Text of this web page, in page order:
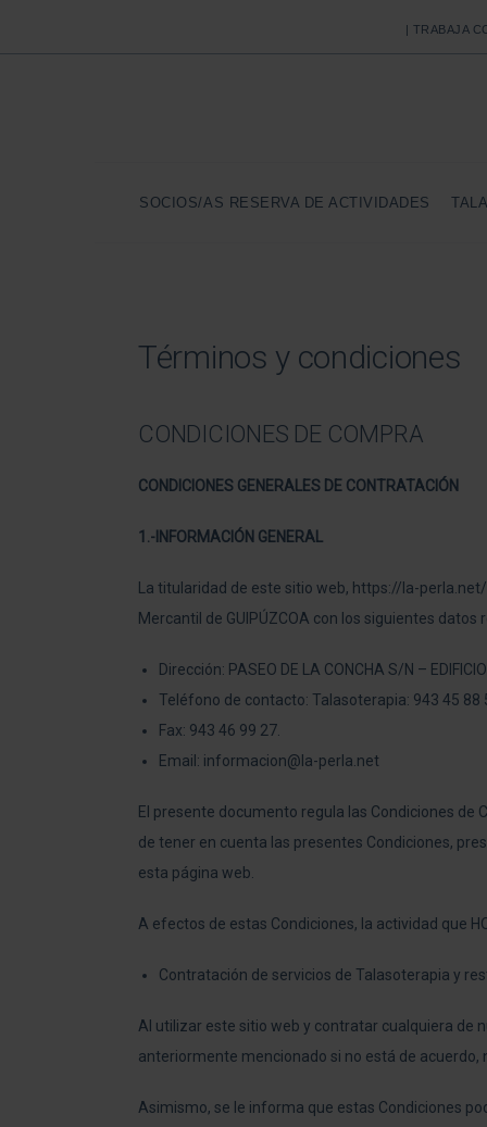
| TRABAJA
SOCIOS/AS RESERVA DE ACTIVIDADES
Términos y condiciones
CONDICIONES DE COMPRA
CONDICIONES GENERALES DE CONTRATACIÓN
1.-INFORMACIÓN GENERAL
La titularidad de este sitio web, https://la-perla.net/
Mercantil de GUIPÚZCOA con los siguientes
Dirección: PASEO DE LA CONCHA S/N –
Teléfono de contacto: Talasoterapia: 943 45 88
Fax: 943 46 99 27.
Email: informacion@la-perla.net
El presente documento regula las Condiciones
de tener en cuenta las presentes Condiciones,
esta página web.
A efectos de estas Condiciones, la actividad que
Contratación de servicios de Talasoterapia y
Al utilizar este sitio web y contratar cualquiera de
anteriormente mencionado si no está de acuerdo,
Asimismo, se le informa que estas Condiciones